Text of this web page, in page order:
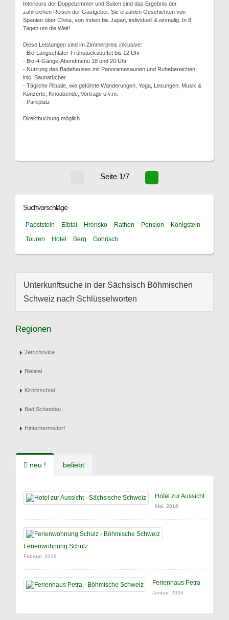
Interieurs der Doppelzimmer und Suiten sind das Ergebnis der
zahlreichen Reisen der Gastgeber. Sie erzählen Geschichten von
Spanien über China, von Indien bis Japan, individuell & einmalig. In 8
Tagen um die Welt!
Diese Leistungen sind im Zimmerpreis inklusive:
- Bio-Langschläfer-Frühstücksbuffet bis 12 Uhr
- Bio-4-Gänge-Abendmenü 18 und 20 Uhr
- Nutzung des Badehauses mit Panoramasaunen und Ruhebereichen,
inkl. Saunatücher
- Tägliche Rituale, wie geführte Wanderungen, Yoga, Lesungen, Musik &
Konzerte, Kinoabende, Vorträge u.v.m.
- Parkplatz
Direktbuchung möglich
Seite 1/7
Suchvorschläge
Papststein Elbtal Hrensko Rathen Pension
Königstein
Touren
Hotel Berg Gohrisch
Unterkunftsuche in der Sächsisch Böhmischen
Schweiz nach Schlüsselworten
Regionen
Jetrichovice
Bielatal
Kirnitzschtal
Bad Schandau
Hinterhermsdorf
neu ! beliebt
Hotel zur Aussicht
Mai, 2016
Ferienwohnung Schulz
Februar, 2016
Ferienhaus Petra
Januar, 2016